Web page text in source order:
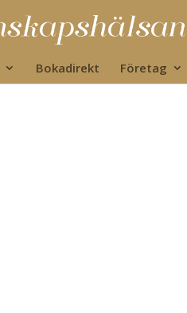
Bokadirekt Företag